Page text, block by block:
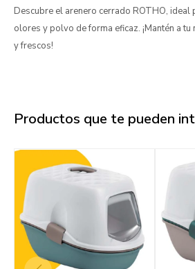
Descubre el arenero cerrado ROTHO, ideal
olores y polvo de forma eficaz. ¡Mantén a
y frescos!
Productos que te pueden